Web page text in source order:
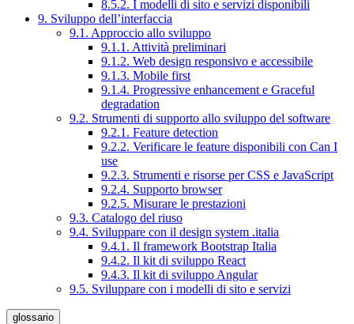
8.5.2. I modelli di sito e servizi disponibili
9. Sviluppo dell’interfaccia
9.1. Approccio allo sviluppo
9.1.1. Attività preliminari
9.1.2. Web design responsivo e accessibile
9.1.3. Mobile first
9.1.4. Progressive enhancement e Graceful
degradation
9.2. Strumenti di supporto allo sviluppo del software
9.2.1. Feature detection
9.2.2. Verificare le feature disponibili con Can I
use
9.2.3. Strumenti e risorse per CSS e JavaScript
9.2.4. Supporto browser
9.2.5. Misurare le prestazioni
9.3. Catalogo del riuso
9.4. Sviluppare con il design system .italia
9.4.1. Il framework Bootstrap Italia
9.4.2. Il kit di sviluppo React
9.4.3. Il kit di sviluppo Angular
9.5. Sviluppare con i modelli di sito e servizi
glossario